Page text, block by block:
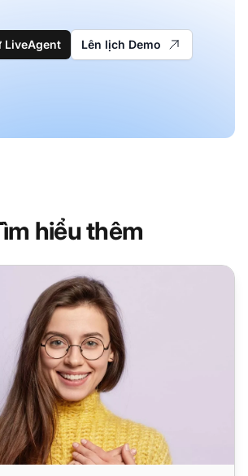
LiveAgent Lên lịch Demo
hiểu thêm
Desk | LiveAgent